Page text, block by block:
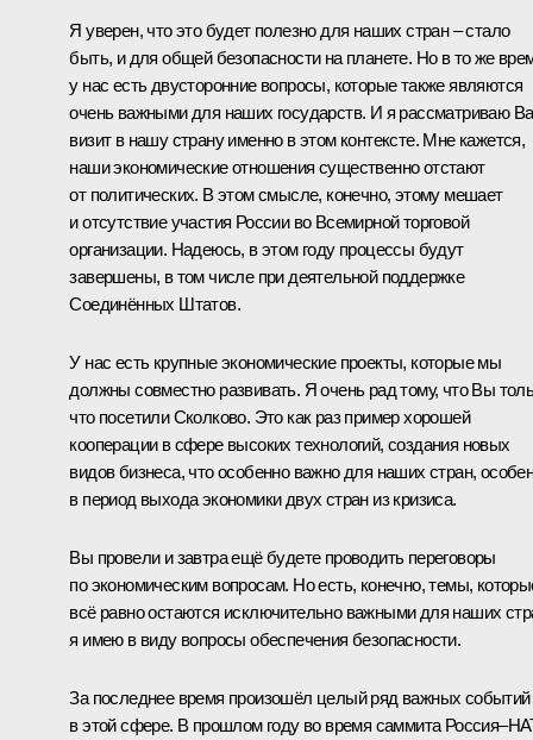
Я уверен, что это будет полезно для наших стран – стало
быть, и для общей безопасности на планете. Но в то же
у нас есть двусторонние вопросы, которые также являются
очень важными для наших государств. И я рассматриваю
визит в нашу страну именно в этом контексте. Мне кажется,
наши экономические отношения существенно отстают
от политических. В этом смысле, конечно, этому мешает
и отсутствие участия России во Всемирной торговой
организации. Надеюсь, в этом году процессы будут
завершены, в том числе при деятельной поддержке
Соединённых Штатов.
У нас есть крупные экономические проекты, которые мы
должны совместно развивать. Я очень рад тому, что Вы
что посетили Сколково. Это как раз пример хорошей
кооперации в сфере высоких технологий, создания новых
видов бизнеса, что особенно важно для наших стран,
в период выхода экономики двух стран из кризиса.
Вы провели и завтра ещё будете проводить переговоры
по экономическим вопросам. Но есть, конечно, темы,
всё равно остаются исключительно важными для наших
я имею в виду вопросы обеспечения безопасности.
За последнее время произошёл целый ряд важных событий
в этой сфере. В прошлом году во время саммита